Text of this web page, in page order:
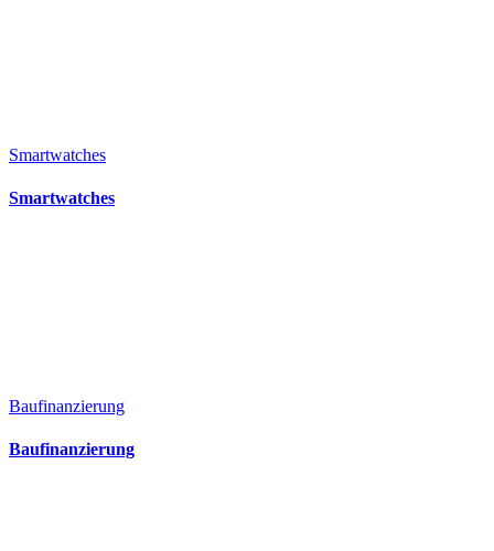
Smartwatches
Smartwatches
Baufinanzierung
Baufinanzierung